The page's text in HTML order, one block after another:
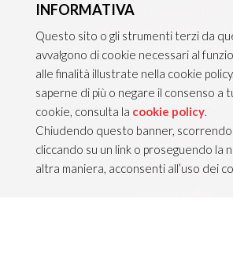
Fax 045/8581650
PEC
NOTE LEGALI
P.IVA 02704210232
C.F. 10368360151
Info legali &
INFORMATIVA
Questo sito o gli strumenti terzi da
avvalgono di cookie necessari al
alle finalità illustrate nella cookie
saperne di più o negare il consenso a
cookie, consulta la cookie policy.
Chiudendo questo banner, scorrendo
cliccando su un link o proseguendo la
altra maniera, acconsenti all’uso dei